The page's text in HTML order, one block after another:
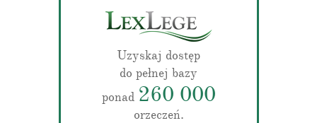
Uzyskaj dostęp
do pełnej bazy
ponad 260 000
orzeczeń.